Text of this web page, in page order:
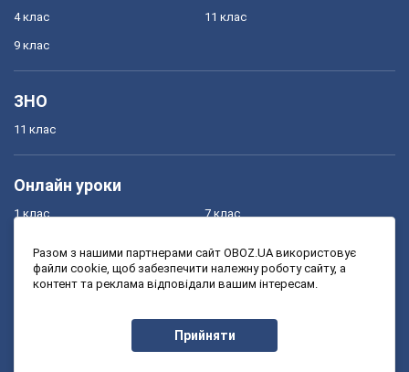
4 клас
9 клас
11 клас
ЗНО
11 клас
Онлайн уроки
1 клас
3 клас
7 клас
9 клас
Разом з нашими партнерами сайт OBOZ.UA використовує
файли cookie, щоб забезпечити належну роботу сайту, а
контент та реклама відповідали вашим інтересам.
Прийняти